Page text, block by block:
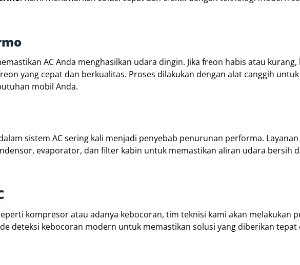
AC Anda menghasilkan udara dingin. Jika freon habis atau kurang,
yang cepat dan berkualitas. Proses dilakukan dengan alat canggih untuk
mobil Anda.
sistem AC sering kali menjadi penyebab penurunan performa. Layanan
evaporator, dan filter kabin untuk memastikan aliran udara bersih
kompresor atau adanya kebocoran, tim teknisi kami akan melakukan
deteksi kebocoran modern untuk memastikan solusi yang diberikan tepat